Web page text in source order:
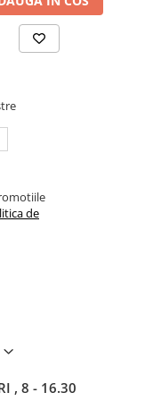
de
, 8 - 16.30